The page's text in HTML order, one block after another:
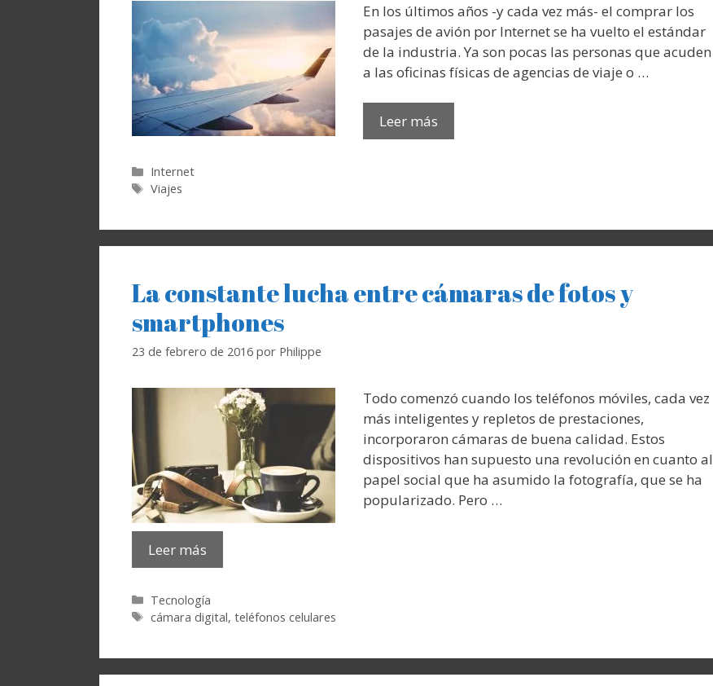
En los últimos años -y cada vez más- el comprar los
pasajes de avión por Internet se ha vuelto el estándar
de la industria. Ya son pocas las personas que acuden
a las oficinas físicas de agencias de viaje o …
Leer más
Categorías
Internet
Etiquetas
Viajes
La constante lucha entre cámaras de fotos y
smartphones
23 de febrero de 2016 por Philippe
Todo comenzó cuando los teléfonos móviles, cada vez
más inteligentes y repletos de prestaciones,
incorporaron cámaras de buena calidad. Estos
dispositivos han supuesto una revolución en cuanto al
papel social que ha asumido la fotografía, que se ha
popularizado. Pero …
Leer más
Categorías
Tecnología
Etiquetas
cámara digital,teléfonos celulares